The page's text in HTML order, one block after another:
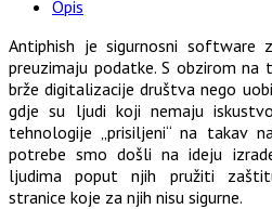
Opis
Antiphish je sigurnosni software
preuzimaju podatke. S obzirom
brže digitalizacije društva nego
gdje su ljudi koji nemaju
tehnologije „prisiljeni“ na takav
potrebe smo došli na ideju
ljudima poput njih pružiti
stranice koje za njih nisu sigurne.